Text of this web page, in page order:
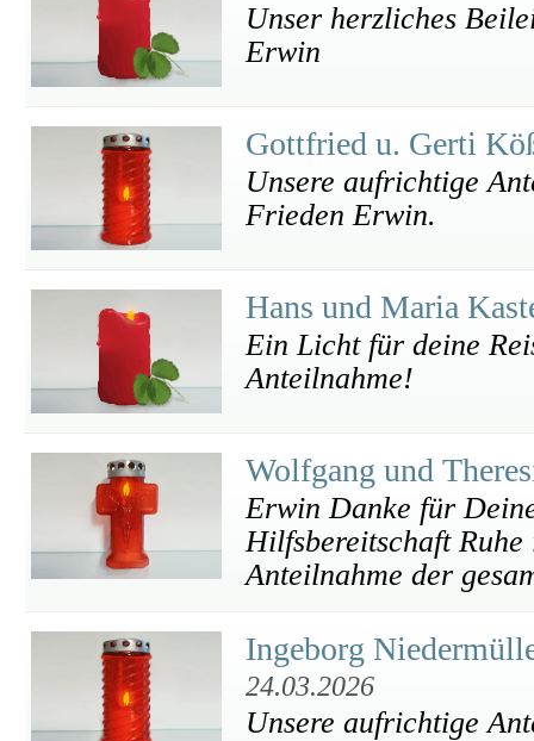
Unser herzliches
Erwin
Gottfried u. Gerti
Unsere aufrichtige
Frieden Erwin.
Hans und Maria
Ein Licht für deine
Anteilnahme!
Wolfgang und
Erwin Danke für
Hilfsbereitschaft
Anteilnahme der
Ingeborg
24.03.2026
Unsere aufrichtige